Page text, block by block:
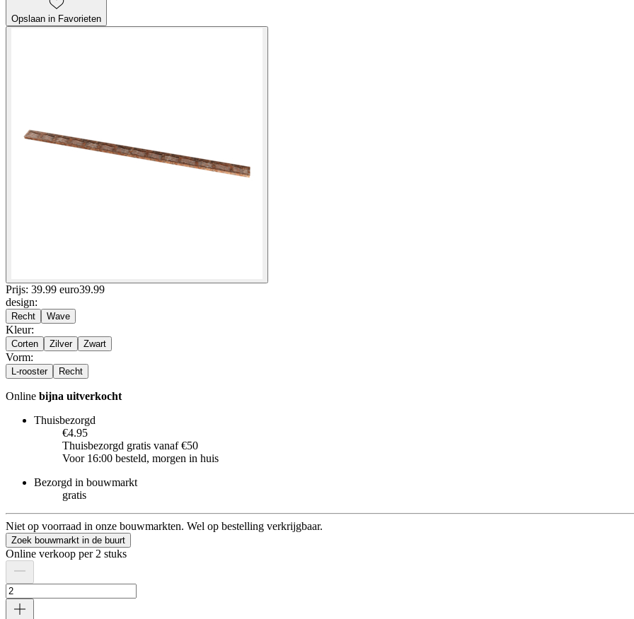
Opslaan in Favorieten
Prijs: 39.99 euro39.99
design:
Recht Wave
Kleur:
Corten Zilver Zwart
Vorm:
L-rooster Recht
Online bijna uitverkocht
Thuisbezorgd
€4.95
Thuisbezorgd gratis vanaf €50
Voor 16:00 besteld, morgen in huis
Bezorgd in bouwmarkt
gratis
Niet op voorraad in onze bouwmarkten. Wel op bestelling verkrijgbaar.
Zoek bouwmarkt in de buurt
Online verkoop per 2 stuks